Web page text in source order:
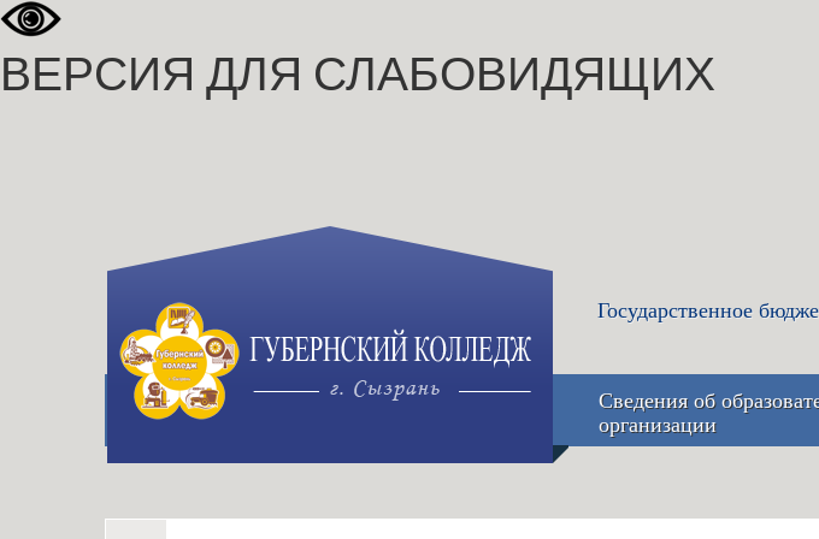
ВЕРСИЯ ДЛЯ СЛАБОВИДЯЩИХ
Государственное
Сведения об
организации